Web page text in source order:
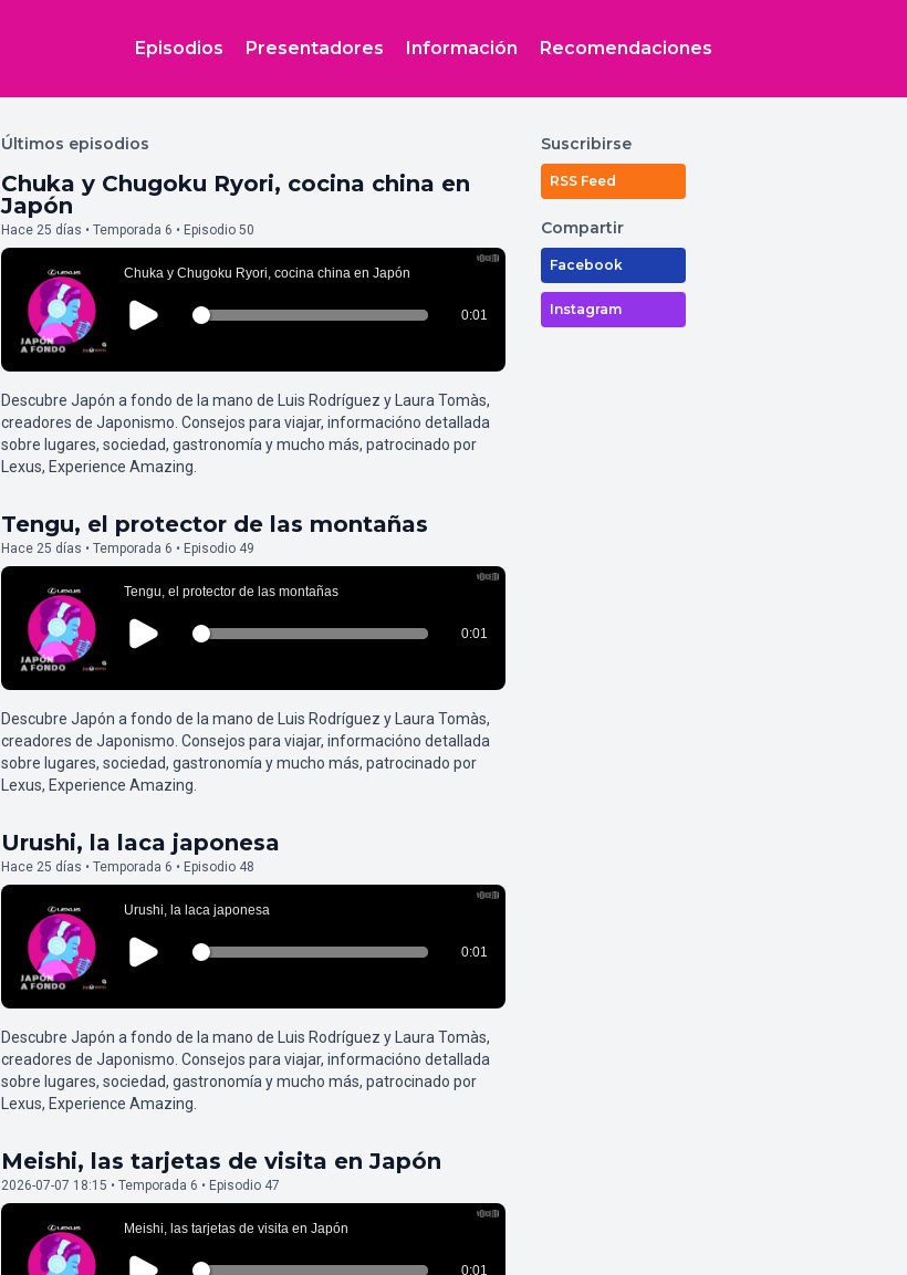
Episodios Presentadores Información Recomendaciones
Últimos episodios
Chuka y Chugoku Ryori, cocina china en
Japón
Hace 25 días • Temporada 6 • Episodio 50
Descubre Japón a fondo de la mano de Luis Rodríguez y Laura Tomàs,
creadores de Japonismo. Consejos para viajar, informacióno detallada
sobre lugares, sociedad, gastronomía y mucho más, patrocinado por
Lexus, Experience Amazing.
Tengu, el protector de las montañas
Hace 25 días • Temporada 6 • Episodio 49
Descubre Japón a fondo de la mano de Luis Rodríguez y Laura Tomàs,
creadores de Japonismo. Consejos para viajar, informacióno detallada
sobre lugares, sociedad, gastronomía y mucho más, patrocinado por
Lexus, Experience Amazing.
Urushi, la laca japonesa
Hace 25 días • Temporada 6 • Episodio 48
Descubre Japón a fondo de la mano de Luis Rodríguez y Laura Tomàs,
creadores de Japonismo. Consejos para viajar, informacióno detallada
sobre lugares, sociedad, gastronomía y mucho más, patrocinado por
Lexus, Experience Amazing.
Meishi, las tarjetas de visita en Japón
2026-07-07 18:15 • Temporada 6 • Episodio 47
Suscribirse
RSS Feed
Compartir
Facebook
Instagram